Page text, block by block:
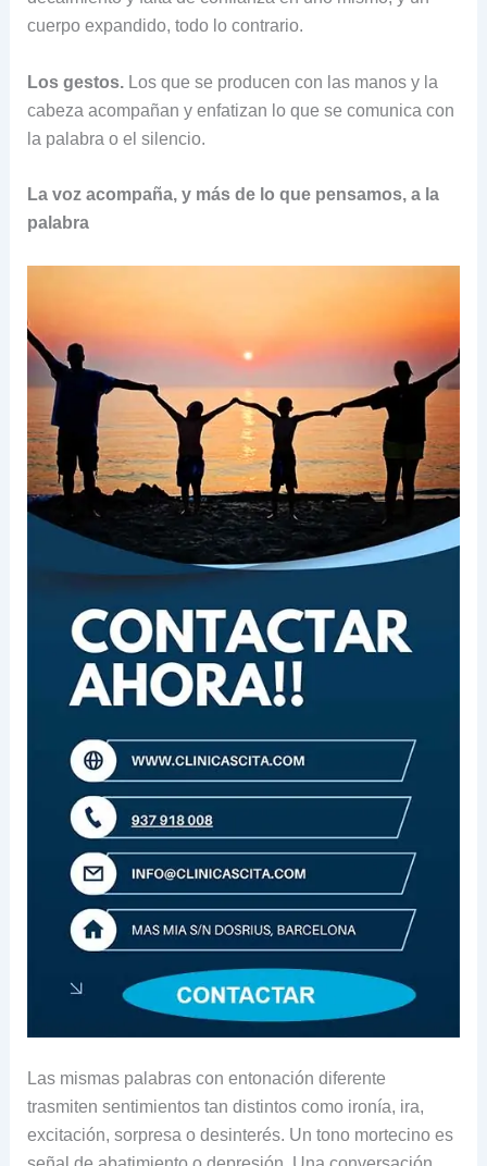
cuerpo expandido, todo lo contrario.
Los gestos.Los que se producen con las manos y la
cabeza acompañan y enfatizan lo que se comunica con
la palabra o el silencio.
La voz acompaña, y más de lo que pensamos, a la
palabra
Las mismas palabras con entonación diferente
trasmiten sentimientos tan distintos como ironía, ira,
excitación, sorpresa o desinterés. Un tono mortecino es